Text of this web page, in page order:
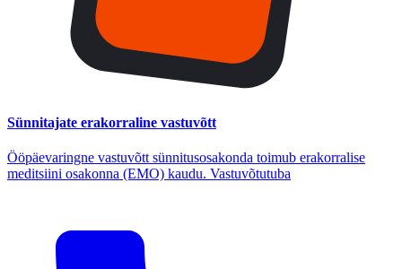
Sünnitajate erakorraline vastuvõtt
Ööpäevaringne vastuvõtt sünnitusosakonda toimub erakorralise
meditsiini osakonna (EMO) kaudu. Vastuvõtutuba